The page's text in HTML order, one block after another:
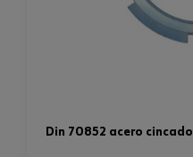
din 70852 acero cincado